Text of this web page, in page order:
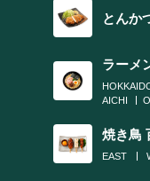
とんか
ラーメ
AICHI
焼き鳥
EAST